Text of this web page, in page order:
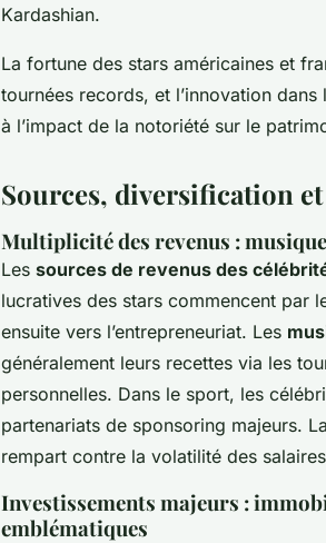
Kardashian.
La fortune des stars américaines et
tournées records, et l’innovation dans
à l’impact de la notoriété sur le
Sources, diversification
Multiplicité des revenus :
Les sources de revenus des
lucratives des stars commencent par
ensuite vers l’entrepreneuriat. Les
généralement leurs recettes via les
personnelles. Dans le sport, les
partenariats de sponsoring majeurs. La
rempart contre la volatilité des
Investissements majeurs :
emblématiques